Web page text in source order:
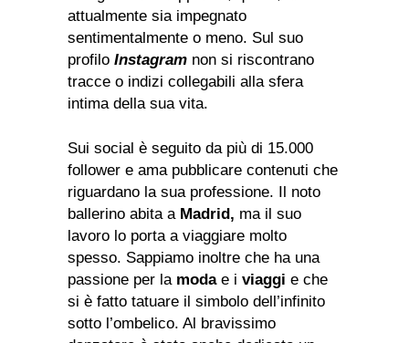
attualmente sia impegnato
sentimentalmente o meno. Sul suo
profilo Instagram non si riscontrano
tracce o indizi collegabili alla sfera
intima della sua vita.
Sui social è seguito da più di 15.000
follower e ama pubblicare contenuti che
riguardano la sua professione. Il noto
ballerino abita a Madrid, ma il suo
lavoro lo porta a viaggiare molto
spesso. Sappiamo inoltre che ha una
passione per la modae i viaggi e che
si è fatto tatuare il simbolo dell’infinito
sotto l’ombelico. Al bravissimo